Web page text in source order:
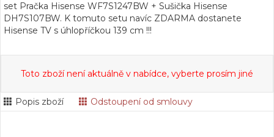
set Pračka Hisense WF7S1247BW + Sušička Hisense
DH7S107BW. K tomuto setu navíc ZDARMA dostanete
Hisense TV s úhlopříčkou 139 cm !!!
Toto zboží není aktuálně v nabídce, vyberte prosím jiné
Popis zboží Odstoupení od smlouvy